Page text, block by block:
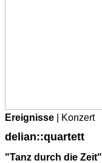
Ereignisse | Konzert
delian::quartett
"Tanz durch die Zeit"